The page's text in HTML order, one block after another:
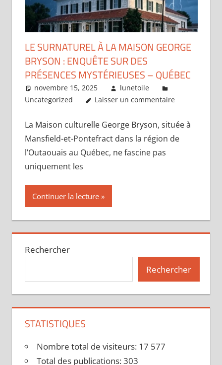
LE SURNATUREL À LA MAISON GEORGE
BRYSON : ENQUÊTE SUR DES
PRÉSENCES MYSTÉRIEUSES – QUÉBEC
novembre 15, 2025
lunetoile
Uncategorized
Laisser un commentaire
La Maison culturelle George Bryson, située à
Mansfield-et-Pontefract dans la région de
l’Outaouais au Québec, ne fascine pas
uniquement les
Continuer la lecture
Rechercher
Rechercher
STATISTIQUES
Nombre total de visiteurs: 17 577
Total des publications:303